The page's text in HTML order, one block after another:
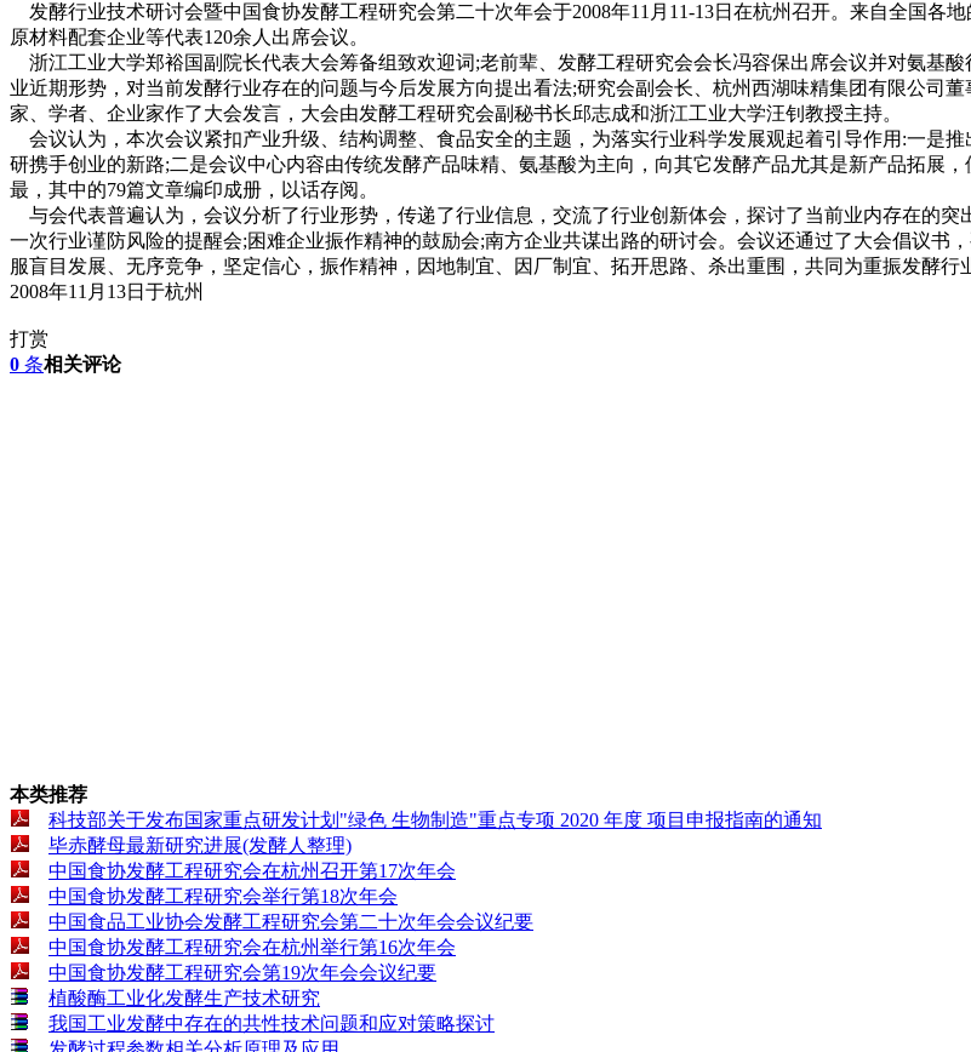
发酵行业技术研讨会暨中国食协发酵工程研究会第二十次年会于2008年11月11-13日在杭州召开。来自全国各
原材料配套企业等代表120余人出席会议。
浙江工业大学郑裕国副院长代表大会筹备组致欢迎词;老前辈、发酵工程研究会会长冯容保出席会议并对氨基
业近期形势，对当前发酵行业存在的问题与今后发展方向提出看法;研究会副会长、杭州西湖味精集团有限公司
家、学者、企业家作了大会发言，大会由发酵工程研究会副秘书长邱志成和浙江工业大学汪钊教授主持。
会议认为，本次会议紧扣产业升级、结构调整、食品安全的主题，为落实行业科学发展观起着引导作用:一是
研携手创业的新路;二是会议中心内容由传统发酵产品味精、氨基酸为主向，向其它发酵产品尤其是新产品拓展
最，其中的79篇文章编印成册，以话存阅。
与会代表普遍认为，会议分析了行业形势，传递了行业信息，交流了行业创新体会，探讨了当前业内存在的
一次行业谨防风险的提醒会;困难企业振作精神的鼓励会;南方企业共谋出路的研讨会。会议还通过了大会倡议书
服盲目发展、无序竞争，坚定信心，振作精神，因地制宜、因厂制宜、拓开思路、杀出重围，共同为重振发酵行
2008年11月13日于杭州
打赏
0 条相关评论
本类推荐
科技部关于发布国家重点研发计划"绿色 生物制造"重点专项 2020 年度 项目申报指南的通知
毕赤酵母最新研究进展(发酵人整理)
中国食协发酵工程研究会在杭州召开第17次年会
中国食协发酵工程研究会举行第18次年会
中国食品工业协会发酵工程研究会第二十次年会会议纪要
中国食协发酵工程研究会在杭州举行第16次年会
中国食协发酵工程研究会第19次年会会议纪要
植酸酶工业化发酵生产技术研究
我国工业发酵中存在的共性技术问题和应对策略探讨